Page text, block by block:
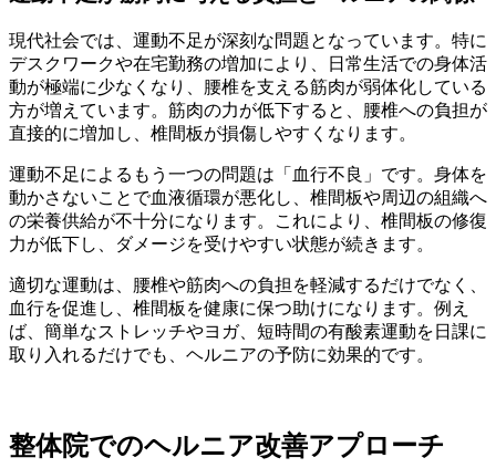
現代社会では、運動不足が深刻な問題となっています。特に
デスクワークや在宅勤務の増加により、日常生活での身体活
動が極端に少なくなり、腰椎を支える筋肉が弱体化している
方が増えています。筋肉の力が低下すると、腰椎への負担が
直接的に増加し、椎間板が損傷しやすくなります。
運動不足によるもう一つの問題は「血行不良」です。身体を
動かさないことで血液循環が悪化し、椎間板や周辺の組織へ
の栄養供給が不十分になります。これにより、椎間板の修復
力が低下し、ダメージを受けやすい状態が続きます。
適切な運動は、腰椎や筋肉への負担を軽減するだけでなく、
血行を促進し、椎間板を健康に保つ助けになります。例え
ば、簡単なストレッチやヨガ、短時間の有酸素運動を日課に
取り入れるだけでも、ヘルニアの予防に効果的です。
整体院でのヘルニア改善アプローチ